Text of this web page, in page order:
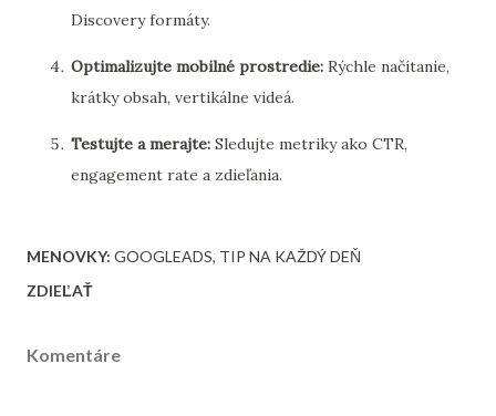
Discovery formáty.
Optimalizujte mobilné prostredie: Rýchle načítanie,
krátky obsah, vertikálne videá.
Testujte a merajte: Sledujte metriky ako CTR,
engagement rate a zdieľania.
MENOVKY: GOOGLEADS TIP NA KAŽDÝ DEŇ
ZDIEĽAŤ
Komentáre